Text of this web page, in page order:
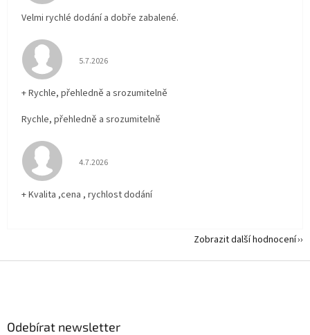
Velmi rychlé dodání a dobře zabalené.
Hodnocení obchodu je 5 z 5 hvězdiček.
5.7.2026
+ Rychle, přehledně a srozumitelně
Rychle, přehledně a srozumitelně
Hodnocení obchodu je 5 z 5 hvězdiček.
4.7.2026
+ Kvalita ,cena , rychlost dodání
Zobrazit další hodnocení
Odebírat newsletter